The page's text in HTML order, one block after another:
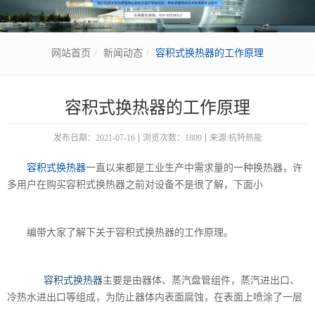
网站首页 新闻动态 容积式换热器的工作原理
容积式换热器的工作原理
发布日期：2021-07-16 浏览次数：1809 来源:杭特热能
容积式换热器一直以来都是工业生产中需求量的一种换热器，许
多用户在购买容积式换热器之前对设备不是很了解，下面小
编带大家了解下关于容积式换热器的工作原理。
容积式换热器主要是由器体、蒸汽盘管组件，蒸汽进出口、
冷热水进出口等组成，为防止器体内表面腐蚀，在表面上喷涂了一层